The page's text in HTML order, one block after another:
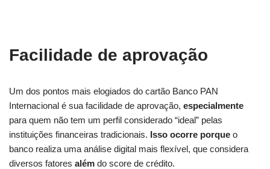
Facilidade de aprovação
Um dos pontos mais elogiados do cartão Banco PAN
Internacional é sua facilidade de aprovação, especialmente
para quem não tem um perfil considerado “ideal” pelas
instituições financeiras tradicionais. Isso ocorre porque o
banco realiza uma análise digital mais flexível, que considera
diversos fatores além do score de crédito.